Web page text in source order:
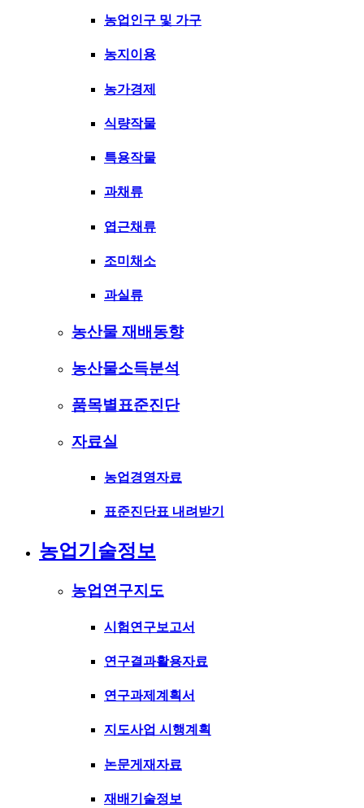
농업인구 및 가구
농지이용
농가경제
식량작물
특용작물
과채류
엽근채류
조미채소
과실류
농산물 재배동향
농산물소득분석
품목별표준진단
자료실
농업경영자료
표준진단표 내려받기
농업기술정보
농업연구지도
시험연구보고서
연구결과활용자료
연구과제계획서
지도사업 시행계획
논문게재자료
재배기술정보